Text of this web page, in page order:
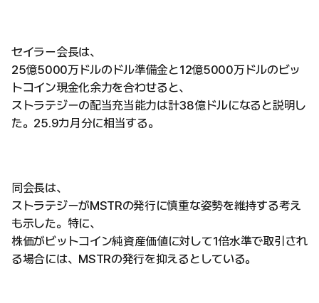
セイラー会長は、
25億5000万ドルのドル準備金と12億5000万ドルのビッ
トコイン現金化余力を合わせると、
ストラテジーの配当充当能力は計38億ドルになると説明し
た。25.9カ月分に相当する。
同会長は、
ストラテジーがMSTRの発行に慎重な姿勢を維持する考え
も示した。特に、
株価がビットコイン純資産価値に対して1倍水準で取引され
る場合には、MSTRの発行を抑えるとしている。